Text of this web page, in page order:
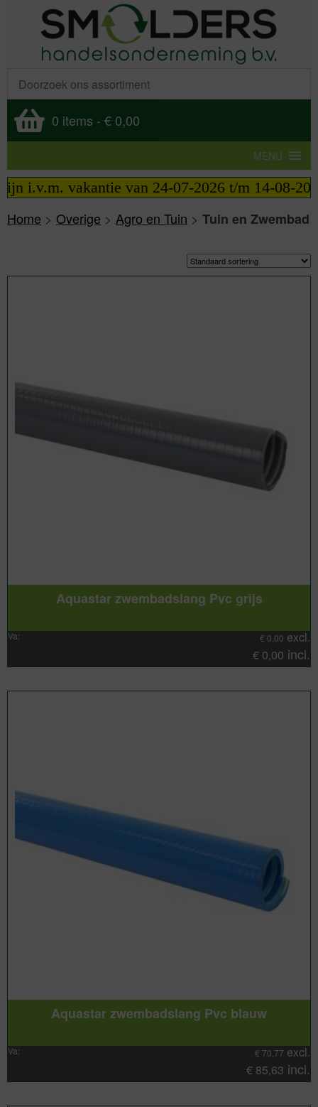
0 items - € 0,00
MENU
vakantie van 24-07-2026 t/m 14-08-2026
Home > Overige > Agro en Tuin > Tuin en Zwembad
Aquastar zwembadslang Pvc grijs
Va: € 0,00 excl.
€ 0,00 incl.
Aquastar zwembadslang Pvc blauw
Va: € 70,77 excl.
€ 85,63 incl.